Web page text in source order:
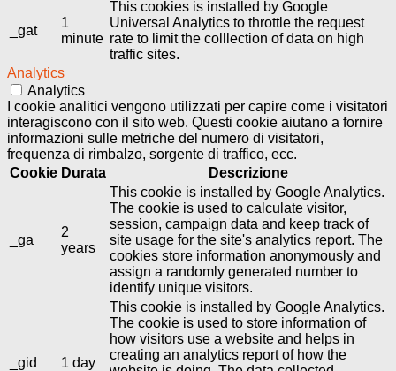
_gat
1
minute
This cookies is installed by Google
Universal Analytics to throttle the request
rate to limit the colllection of data on high
traffic sites.
Analytics
Analytics
I cookie analitici vengono utilizzati per capire come i visitatori
interagiscono con il sito web. Questi cookie aiutano a fornire
informazioni sulle metriche del numero di visitatori,
frequenza di rimbalzo, sorgente di traffico, ecc.
Cookie Durata Descrizione
_ga
2
years
This cookie is installed by Google Analytics.
The cookie is used to calculate visitor,
session, campaign data and keep track of
site usage for the site's analytics report. The
cookies store information anonymously and
assign a randomly generated number to
identify unique visitors.
_gid 1 day
This cookie is installed by Google Analytics.
The cookie is used to store information of
how visitors use a website and helps in
creating an analytics report of how the